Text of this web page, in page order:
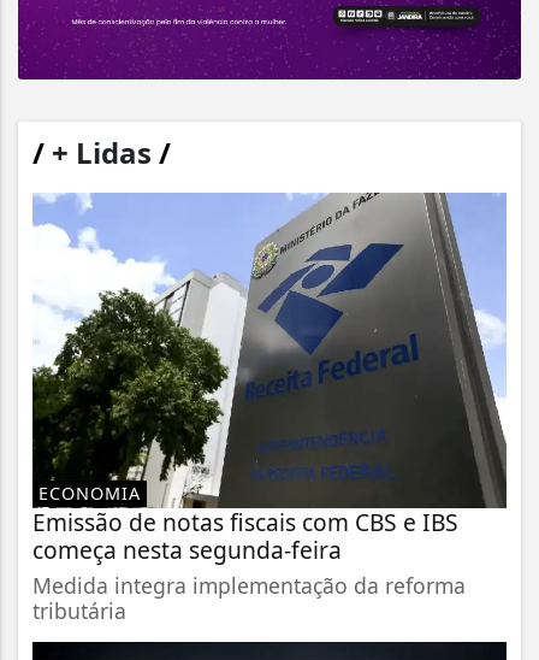
/ + Lidas /
ECONOMIA
Emissão de notas fiscais com CBS e IBS
começa nesta segunda-feira
Medida integra implementação da reforma
tributária